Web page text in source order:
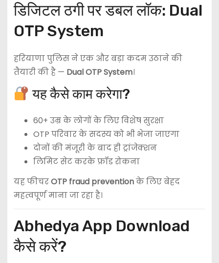
डिजिटल ठगी पर डबल लॉक: Dual
OTP System
हरियाणा पुलिस ने एक और बड़ा कदम उठाने की
तैयारी की है — Dual OTP System।
यह कैसे काम करेगा?
60+ उम्र के लोगों के लिए विशेष सुरक्षा
OTP परिवार के सदस्य को भी भेजा जाएगा
दोनों की मंजूरी के बाद ही ट्रांजेक्शन
लिमिट सेट करके फ्रॉड रोकना
यह फीचरOTP fraud preventionके लिए बेहद
महत्वपूर्ण माना जा रहा है।
Abhedya App Download
कैसे करें?